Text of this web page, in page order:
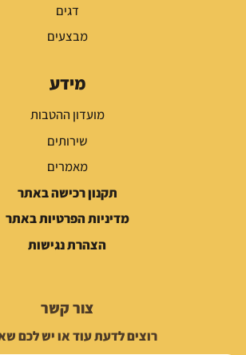
דגים
מבצעים
מידע
מועדון ההטבות
שירותים
מאמרים
תקנון רכישה באתר
מדיניות הפרטיות באתר
הצהרת נגישות
צור קשר
רוצים לדעת עוד או יש לכם